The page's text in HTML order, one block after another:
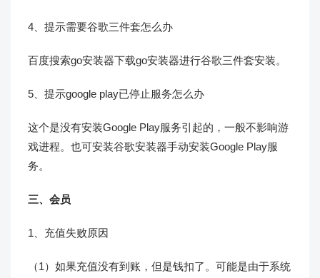
4、提示需要谷歌三件套怎么办
百度搜索go安装器下载go安装器进行谷歌三件套安装。
5、提示google play已停止服务怎么办
这个是没有安装Google Play服务引起的，一般不影响游
戏进程。也可安装谷歌安装器手动安装Google Play服
务。
三、会员
1、充值失败原因
（1）如果充值没有到账，但是钱扣了。可能是由于系统